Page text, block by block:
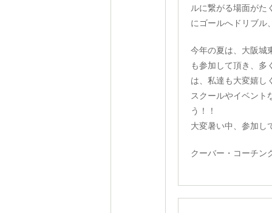
ルに繋がる場面がた
にゴールへドリブル
今年の夏は、大阪城
も参加して頂き、多
は、私達も大変嬉し
スクールやイベント
う！！
大変暑い中、参加し
クーバー・コーチ